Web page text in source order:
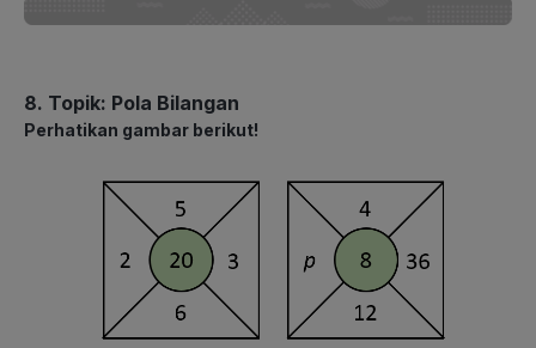
8. Topik: Pola Bilangan
Perhatikan gambar berikut!